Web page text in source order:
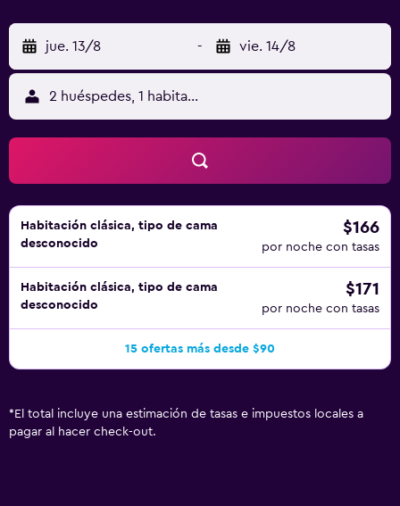
limpieza todos los días. Se pueden practicar las
actividades de ocio y esparcimiento que se indican más
abajo en las instalaciones o cerca del alojamiento (es
posible que se aplique un recargo).
jue. 13/8 - vie. 14/8
2 huéspedes, 1 habitación
Habitación clásica, tipo de cama
desconocido
$166
por noche con tasas
Habitación clásica, tipo de cama
desconocido
$171
por noche con tasas
15 ofertas más desde $90
* El total incluye una estimación de tasas e impuestos locales a
pagar al hacer check-out.